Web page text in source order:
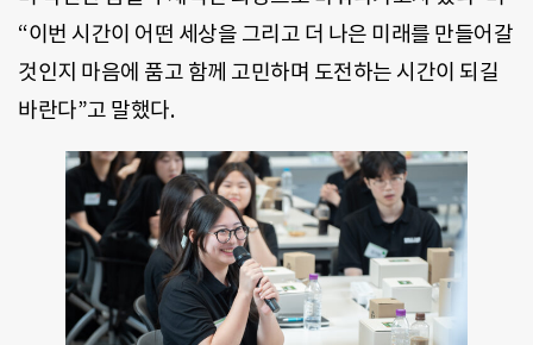
“이번 시간이 어떤 세상을 그리고 더 나은 미래를 만들어갈
것인지 마음에 품고 함께 고민하며 도전하는 시간이 되길
바란다”고 말했다.